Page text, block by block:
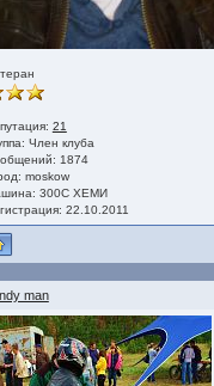
21
Член клуба
1874
moskow
300С ХЕМИ
22.10.2011
man